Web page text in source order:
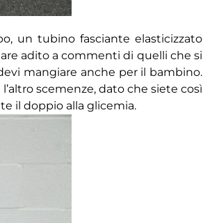
un tubino fasciante elasticizzato
adito a commenti di quelli che si
mangiare anche per il bambino.
scemenze, dato che siete così
il doppio alla glicemia.